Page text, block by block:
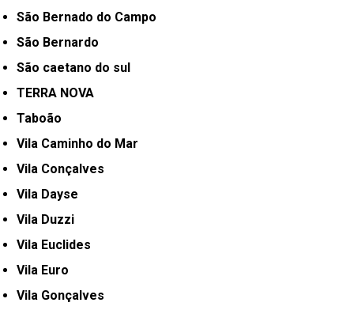
São Bernado do Campo
São Bernardo
São caetano do sul
TERRA NOVA
Taboão
Vila Caminho do Mar
Vila Conçalves
Vila Dayse
Vila Duzzi
Vila Euclides
Vila Euro
Vila Gonçalves